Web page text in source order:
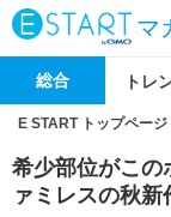
マ
総合 トレ
E START トップページ
希少部位がこの
ァミレスの秋新